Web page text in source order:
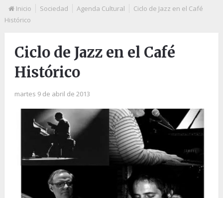
Inicio Sociedad Agenda Cultural
Ciclo de Jazz en el Café
Histórico
Ciclo de Jazz en el Café
Histórico
martes 9 de abril de 2013